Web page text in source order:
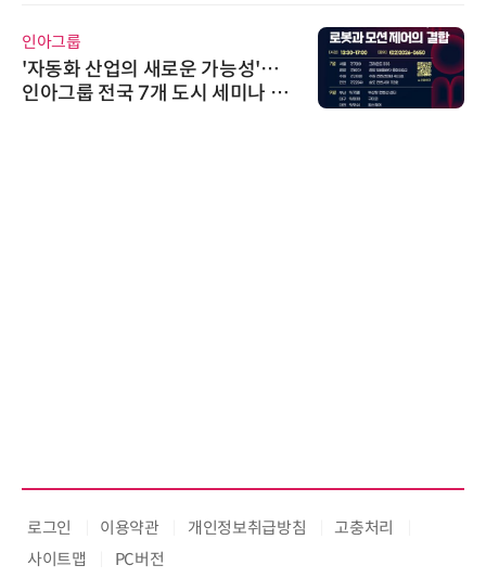
인아그룹
'자동화 산업의 새로운 가능성'…
인아그룹 전국 7개 도시 세미나 페
로그인 이용약관 개인정보취급방침
고충처리
사이트맵
PC버전